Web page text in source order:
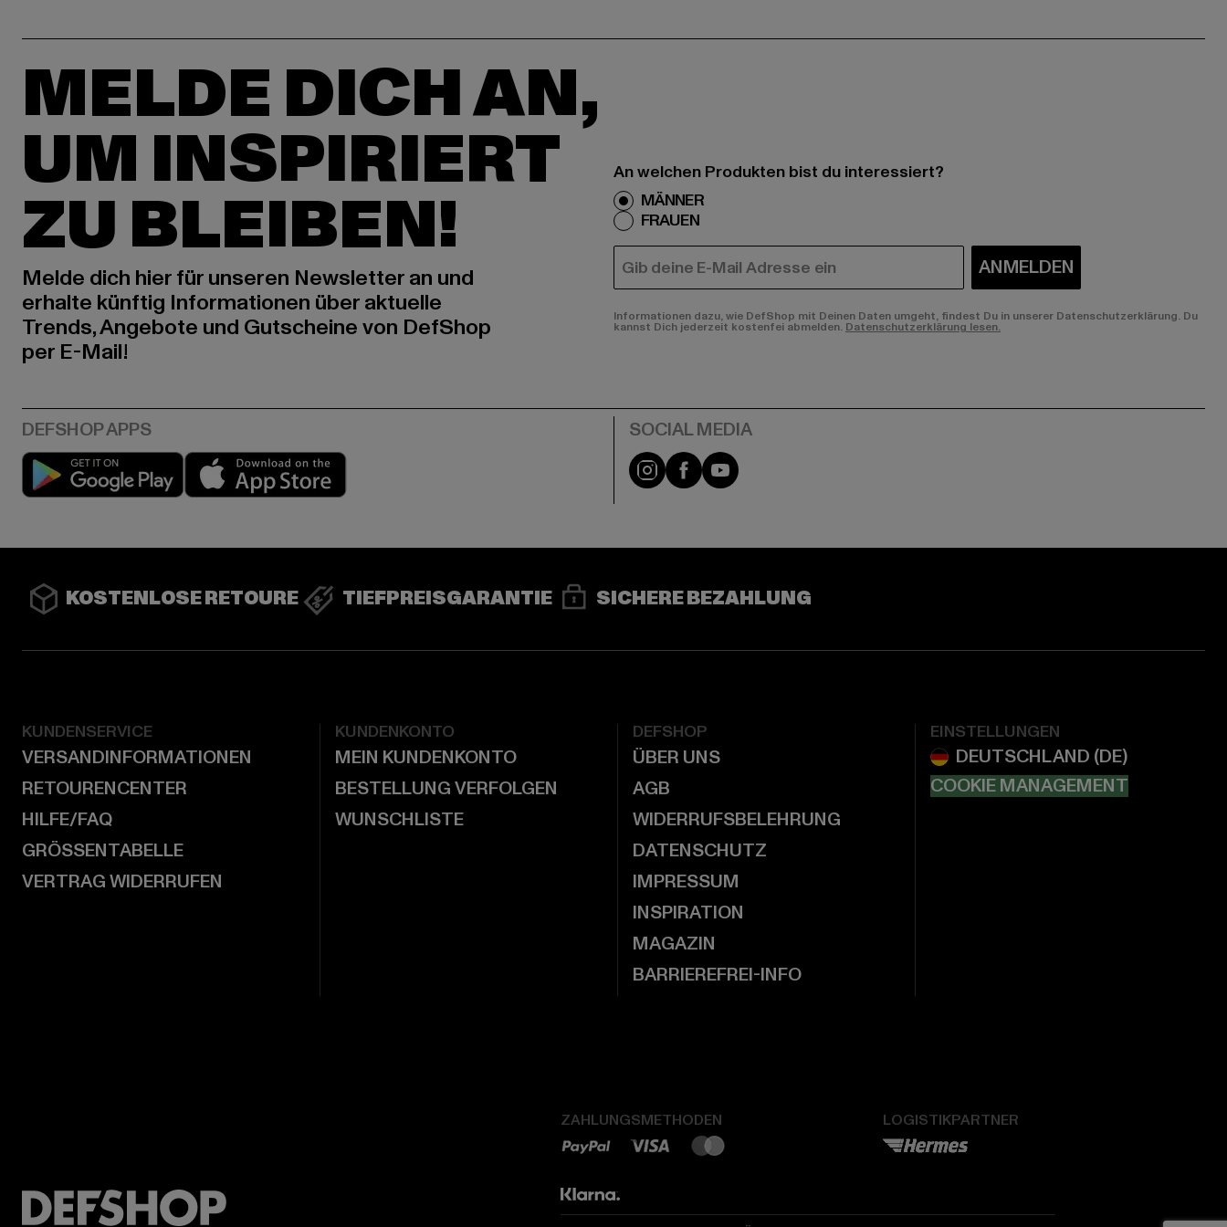
MELDE DICH AN,
UM INSPIRIERT
ZU BLEIBEN!
Melde dich hier für unseren Newsletter an und
erhalte künftig Informationen über aktuelle
Trends, Angebote und Gutscheine von DefShop
per E-Mail!
An welchen Produkten bist du interessiert?
MÄNNER
FRAUEN
E-MAIL ANMELDEN
Informationen dazu, wie DefShop mit Deinen Daten umgeht, findest Du in unserer Datenschutzerklärung. Du
kannst Dich jederzeit kostenfei abmelden. Datenschutzerklärung lesen.
Play market Instagram
FacebookYouTube
KOSTENLOSE RETOURE TIEFPREISGARANTIE SICHERE BEZAHLUNG
KUNDENSERVICE
VERSANDINFORMATIONEN
RETOURENCENTER
HILFE/FAQ
GRÖSSENTABELLE
VERTRAG WIDERRUFEN
KUNDENKONTO
MEIN KUNDENKONTO
BESTELLUNG VERFOLGEN
WUNSCHLISTE
DEFSHOP
ÜBER UNS
AGB
WIDERRUFSBELEHRUNG
DATENSCHUTZ
IMPRESSUM
INSPIRATION
MAGAZIN
BARRIEREFREI-INFO
EINSTELLUNGEN
COOKIE MANAGEMENT
ZAHLUNGSMETHODEN LOGISTIKPARTNER